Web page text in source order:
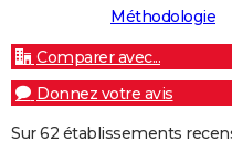
Méthodologie
Comparer avec...
Donnez votre avis
Sur 62 établissements